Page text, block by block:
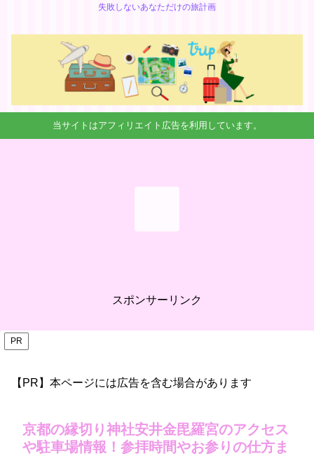
失敗しないあなただけの旅計画
当サイトはアフィリエイト広告を利用しています。
スポンサーリンク
PR
【PR】本ページには広告を含む場合があります
京都の縁切り神社安井金毘羅宮のアクセス
や駐車場情報！参拝時間やお参りの仕方ま